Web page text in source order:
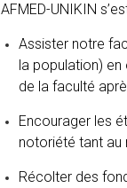
AFMED-UNIKIN
Assister notre
la population)
de la faculté
Encourager les
notoriété tant au
Récolter des